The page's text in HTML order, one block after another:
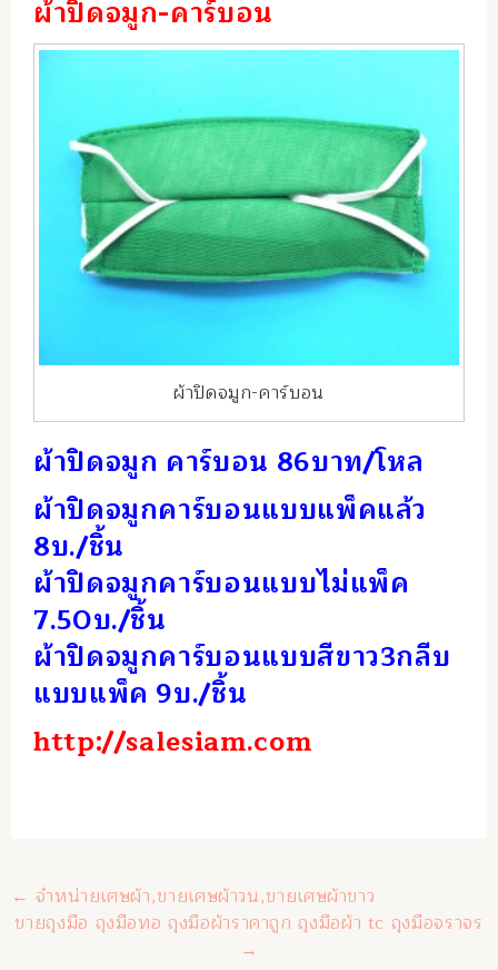
ผ้าปิดจมูก-คาร์บอน
ผ้าปิดจมูก-คาร์บอน
ผ้าปิดจมูก คาร์บอน 86บาท/โหล
ผ้าปิดจมูกคาร์บอนแบบแพ็คแล้ว
8บ./ชิ้น
ผ้าปิดจมูกคาร์บอนแบบไม่แพ็ค
7.50บ./ชิ้น
ผ้าปิดจมูกคาร์บอนแบบสีขาว3กลีบ
แบบแพ็ค 9บ./ชิ้น
http://salesiam.com
Post navigation
← จำหน่ายเศษผ้า,ขายเศษผ้าวน,ขายเศษผ้าขาว
ขายถุงมือ ถุงมือทอ ถุงมือผ้าราคาถูก ถุงมือผ้า tc ถุงมือจราจร
→